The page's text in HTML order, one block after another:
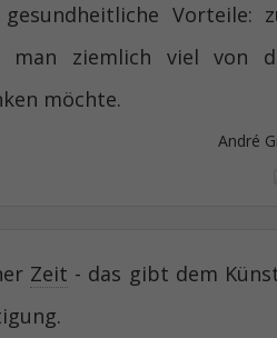
Vorteile:
man ziemlich viel von
möchte.
André
Zeit - das gibt dem